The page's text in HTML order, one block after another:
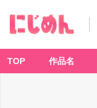
TOP 作品名